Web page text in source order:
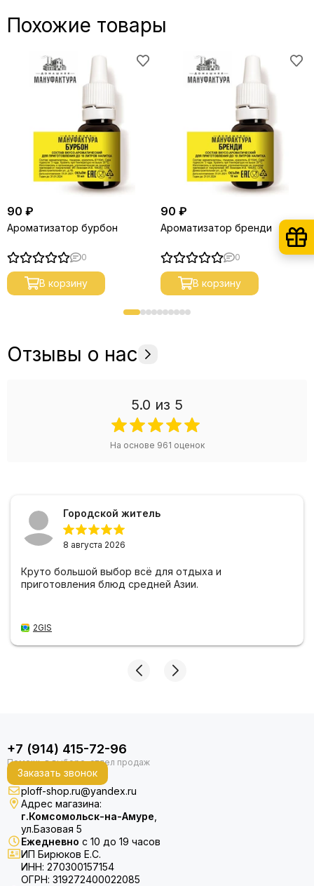
Похожие товары
90 ₽
Ароматизатор бурбон
0
В корзину
90 ₽
Ароматизатор бренди
0
В корзину
Отзывы о нас
5.0 из 5
На основе 961 оценок
Городской житель
8 августа 2026
Круто большой выбор всё для отдыха и
приготовления блюд средней Азии.
2GIS
+7 (914) 415-72-96
Заказать звонок
ploff-shop.ru@yandex.ru
Адрес магазина:
г.Комсомольск-на-Амуре
ул.Базовая 5
Ежедневно с 10 до 19 часов
ИП Бирюков Е.С.
ИНН: 270300157154
ОГРН: 319272400022085